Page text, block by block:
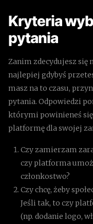
Kryteria
pytania
Zanim zdecydujesz się
najlepiej gdybyś
masz na to czasu,
pytania. Odpowiedzi
którymi powinieneś
platformę dla swojej
Czy zamierzam
czy platforma
członkostwo?
Czy chcę, żeby
Jeśli tak, to czy
(np. dodanie logo,